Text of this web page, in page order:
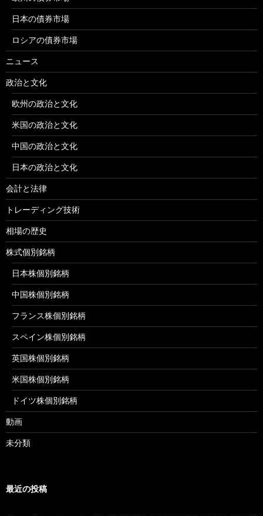
日本の債券市場
ロシアの債券市場
ニュース
政治と文化
欧州の政治と文化
米国の政治と文化
中国の政治と文化
日本の政治と文化
会計と法律
トレーディング技術
相場の歴史
株式個別銘柄
日本株個別銘柄
中国株個別銘柄
フランス株個別銘柄
スペイン株個別銘柄
英国株個別銘柄
米国株個別銘柄
ドイツ株個別銘柄
動画
未分類
最近の投稿